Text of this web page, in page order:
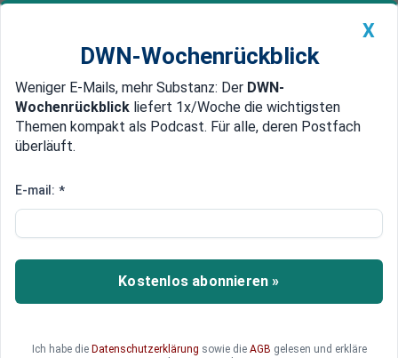
Newsticker MEIN DWN: Geldanlage Premium
Edelmetalle DWN-Magazin China
Preisdruck lässt nach: Inflation
Prozent ab
Die Inflation in Deutschland hat im zweiten
Monat nacheinander an Dynamik verloren.
fällt das jedoch nicht immer direkt auf.
X
DWN-Wochenrückblick
Weniger E-Mails, mehr Substanz: Der DWN-
Wochenrückblick liefert 1x/Woche die wichtigsten
Themen kompakt als Podcast. Für alle, deren Postfach
überläuft.
E-mail: *
Kostenlos abonnieren »
Ich habe die Datenschutzerklärung sowie die AGB gelesen und erkläre